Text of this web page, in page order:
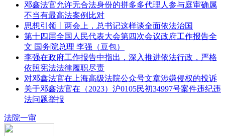
邓鑫法官允许无合法身份的拼多多代理人参与庭审确属
不当有最高法案例比对
思想引领丨两会上，总书记这样谈全面依法治国
第十四届全国人民代表大会第四次会议政府工作报告全
文 国务院总理 李强（豆包）
李强在政府工作报告中指出，深入推进依法行政，严格
依照宪法法律履职尽责
对邓鑫法官在上海高级法院公众号文章涉嫌侵权的投诉
关于邓鑫法官在（2023）沪0105民初34997号案件违纪违
法问题举报
法院一审